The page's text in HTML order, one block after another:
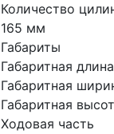
Количество
165 мм
Габариты
Габаритная
Габаритная
Габаритная
Ходовая часть